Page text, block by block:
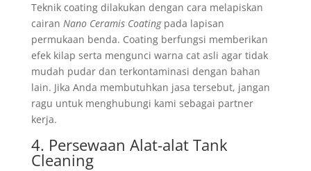
Teknik coating dilakukan dengan cara melapiskan
cairan Nano Ceramis Coatingpada lapisan
permukaan benda. Coating berfungsi memberikan
efek kilap serta mengunci warna cat asli agar tidak
mudah pudar dan terkontaminasi dengan bahan
lain. Jika Anda membutuhkan jasa tersebut, jangan
ragu untuk menghubungi kami sebagai partner
kerja.
4. Persewaan Alat-alat Tank
Cleaning